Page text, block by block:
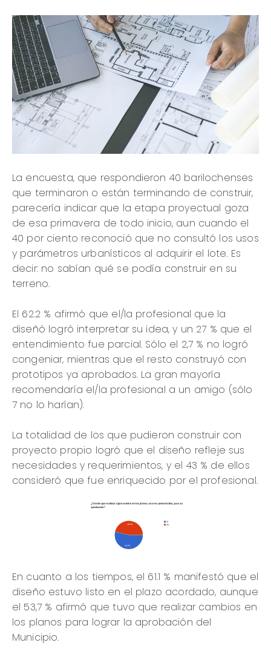
La encuesta, que respondieron 40 barilochenses
que terminaron o están terminando de construir,
parecería indicar que la etapa proyectual goza
de esa primavera de todo inicio, aun cuando el
40 por ciento reconoció que no consultó los usos
y parámetros urbanísticos al adquirir el lote. Es
decir: no sabían qué se podía construir en su
terreno.
El 62.2 % afirmó que el/la profesional que la
diseñó logró interpretar su idea, y un 27 % que el
entendimiento fue parcial. Sólo el 2,7 % no logró
congeniar, mientras que el resto construyó con
prototipos ya aprobados. La gran mayoría
recomendaría el/la profesional a un amigo (sólo
7 no lo harían).
La totalidad de los que pudieron construir con
proyecto propio logró que el diseño refleje sus
necesidades y requerimientos, y el 43 % de ellos
consideró que fue enriquecido por el profesional.
En cuanto a los tiempos, el 61.1 % manifestó que el
diseño estuvo listo en el plazo acordado, aunque
el 53,7 % afirmó que tuvo que realizar cambios en
los planos para lograr la aprobación del
Municipio.